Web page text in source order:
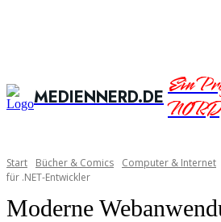
MEDIENNERD.DEEin
Start Bücher & Comics Computer & Internet
für .NET-Entwickler
Moderne